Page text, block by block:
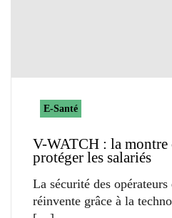
E-Santé
V-WATCH : la montre
protéger les salariés
La sécurité des
réinvente grâce à la